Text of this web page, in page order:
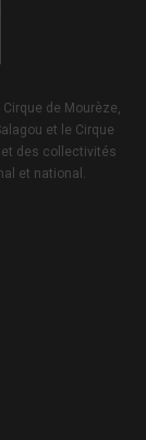
de Mourèze,
et le Cirque
des collectivités
et national.